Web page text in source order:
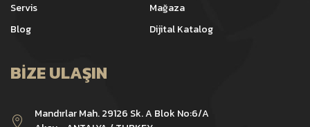
Servis
Blog
Mağaza
Dijital Katalog
BIZE ULAŞIN
Mandırlar Mah. 29126 Sk. A Blok No:6/A